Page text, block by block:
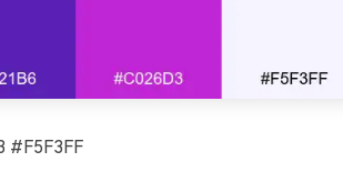
#F5F3FF